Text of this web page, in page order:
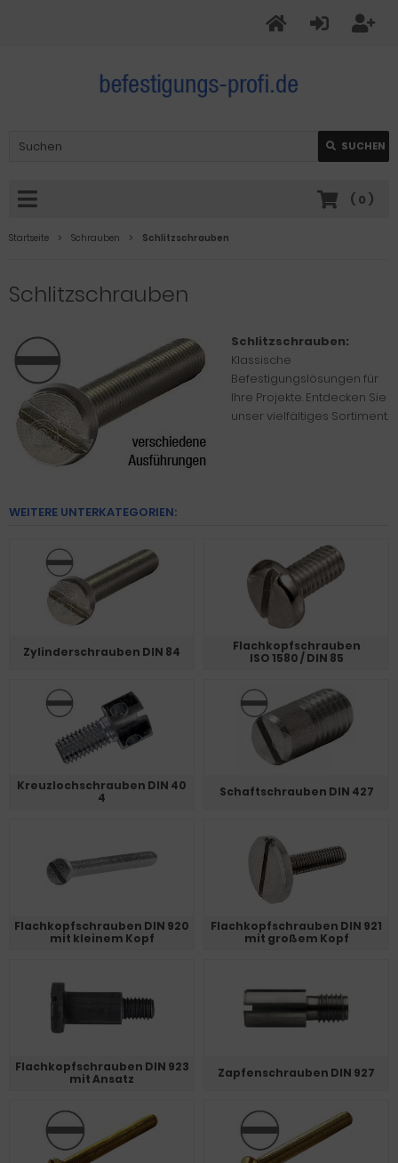
SUCHEN
( 0 )
Startseite Schrauben Schlitzschrauben
Schlitzschrauben
Schlitzschrauben:
Klassische
Befestigungslösungen für
Ihre Projekte. Entdecken Sie
unser vielfältiges Sortiment.
WEITERE UNTERKATEGORIEN:
Zylinderschrauben DIN 84
Flachkopfschrauben
ISO 1580 / DIN 85
Kreuzlochschrauben DIN 40
4
Schaftschrauben DIN 427
Flachkopfschrauben DIN 920
mit kleinem Kopf
Flachkopfschrauben DIN 921
mit großem Kopf
Flachkopfschrauben DIN 923
mit Ansatz
Zapfenschrauben DIN 927